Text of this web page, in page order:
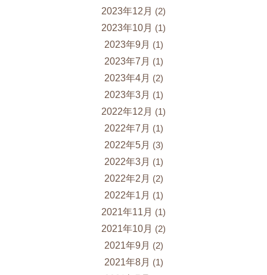
2023年12月 (2)
2023年10月 (1)
2023年9月 (1)
2023年7月 (1)
2023年4月 (2)
2023年3月 (1)
2022年12月 (1)
2022年7月 (1)
2022年5月 (3)
2022年3月 (1)
2022年2月 (2)
2022年1月 (1)
2021年11月 (1)
2021年10月 (2)
2021年9月 (2)
2021年8月 (1)